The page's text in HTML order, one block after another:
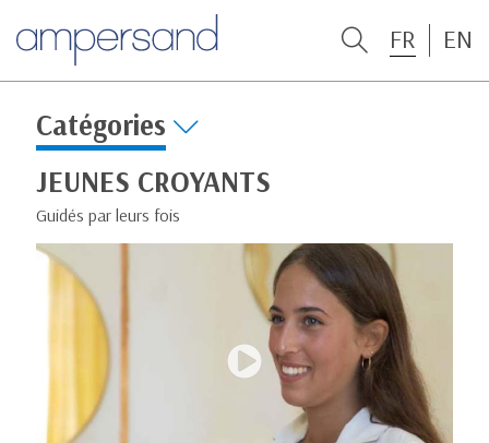
FR EN
Catégories
JEUNES CROYANTS
Guidés par leurs fois